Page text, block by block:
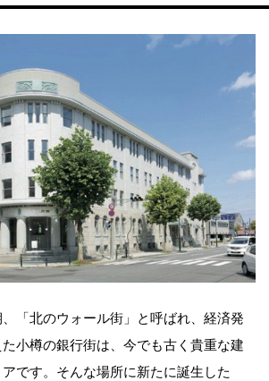
「北のウォール街」と呼ばれ、経済発
小樽の銀行街は、今でも古く貴重な建
です。そんな場所に新たに誕生した